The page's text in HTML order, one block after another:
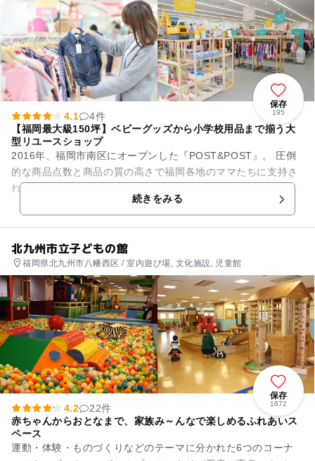
保存
195
4.1
4件
【福岡最大級150坪】ベビーグッズから小学校用品まで揃う大
型リユースショップ
2016年、福岡市南区にオープンした『POST&POST』。 圧倒
的な商品点数と商品の質の高さで福岡各地のママたちに支持さ
れ、"ポスポス"の愛称で一気に口コミが広がりました。 そして
続きをみる
北九州市立子どもの館
福岡県北九州市八幡西区 / 室内遊び場, 文化施設, 児童館
保存
1672
4.2
22件
赤ちゃんからおとなまで、家族み～んなで楽しめるふれあいス
ペース
運動・体験・ものづくりなどのテーマに分かれた6つのコーナ